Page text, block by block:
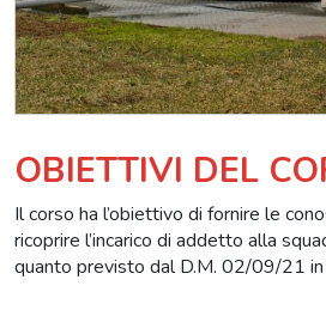
OBIETTIVI DEL
Il corso ha l’obiettivo di fornire le
ricoprire l’incarico di addetto alla
quanto previsto dal D.M. 02/09/21